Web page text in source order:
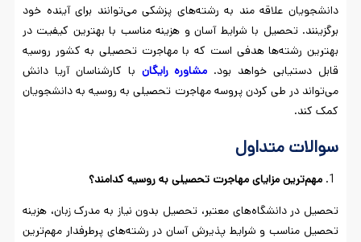
دانشجویان علاقه مند به رشته‌های پزشکی می‌توانند برای آینده خود
برگزینند. تحصیل با شرایط آسان و هزینه مناسب با بهترین کیفیت در
بهترین رشته‌ها هدفی است که با مهاجرت تحصیلی به کشور روسیه
قابل دستیابی خواهد بود. مشاوره رایگان با کارشناسان آریا دانش
می‌تواند در طی کردن پروسه مهاجرت تحصیلی به روسیه به دانشجویان
کمک کند.
سوالات متداول
مهم‌ترین مزایای مهاجرت تحصیلی به روسیه کدامند؟
تحصیل در دانشگاه‌های معتبر، تحصیل بدون نیاز به مدرک زبان، هزینه
تحصیل مناسب و شرایط پذیرش آسان در رشته‌های پرطرفدار مهم‌ترین